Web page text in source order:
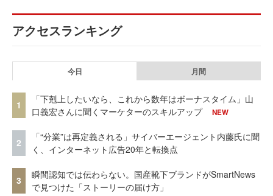
アクセスランキング
今日 月間
1
「下剋上したいなら、これから数年はボーナスタイム」山
口義宏さんに聞くマーケターのスキルアップ
NEW
2
「“分業”は再定義される」サイバーエージェント内藤氏に聞
く、インターネット広告20年と転換点
3
瞬間認知では伝わらない。国産靴下ブランドがSmartNews
で見つけた「ストーリーの届け方」